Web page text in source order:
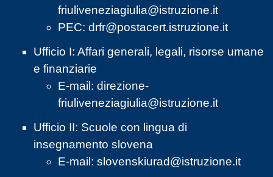
friuliveneziagiulia@istruzione.it
PEC: drfr@postacert.istruzione.it
Ufficio I: Affari generali, legali, risorse umane
e finanziarie
E-mail: direzione-
friuliveneziagiulia@istruzione.it
Ufficio II: Scuole con lingua di
insegnamento slovena
E-mail: slovenskiurad@istruzione.it